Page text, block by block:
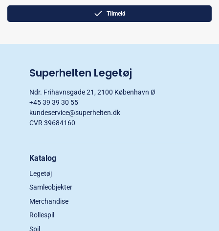
Tilmeld
Superhelten Legetøj
Ndr. Frihavnsgade 21, 2100 København Ø
+45 39 39 30 55
kundeservice@superhelten.dk
CVR 39684160
Katalog
Legetøj
Samleobjekter
Merchandise
Rollespil
Spil